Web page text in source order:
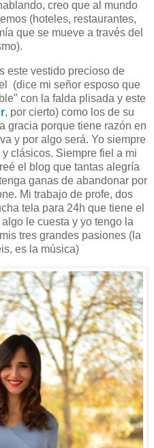
creo que al mundo
(hoteles, restaurantes,
que se mueve a través del
este vestido precioso de
(dice mi señor esposo que
con la falda plisada y este
, por cierto) como los de su
gracia porque tiene razón en
y por algo será. Yo siempre
clásicos. Siempre fiel a mi
el blog que tantas alegría
ganas de abandonar por
Mi trabajo de profe, dos
tela para 24h que tiene el
le cuesta y yo tengo la
tres grandes pasiones (la
es la música)